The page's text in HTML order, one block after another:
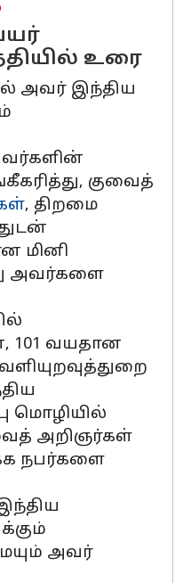
உரை
அவர் இந்திய
குவைத்
, திறமை
மினி
அவர்களை
101 வயதான
மொழியில்
அறிஞர்கள்
நபர்களை
அவர்